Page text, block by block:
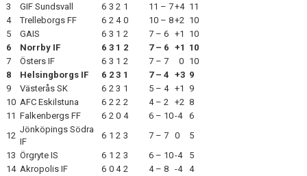
3
GIF Sundsvall 6 3 2 1 11 – 7+4 11
4
Trelleborgs FF 6 2 4 0 10 – 8+2 10
5
GAIS 6 3 1 2 7 – 6 +1
10
6
Norrby IF 6 3 1 2 7 – 6 +1 10
7
Östers IF 6 3 1 2 7 – 7 0 10
8
Helsingborgs IF 6 2 3 1 7 – 4 +3 9
9
Västerås SK 6 2 3 1 5 – 4 +1
9
10 AFC Eskilstuna 6 2 2 2 4 – 2 +2 8
11 Falkenbergs FF 6 2 0 4 6 – 10-4
6
12
Jönköpings Södra
IF
6 1 2 3 7 – 7 0
5
13 Örgryte IS 6 1 2 3 6 – 10-4
5
14 Akropolis IF 6 0 4 2 4 – 8 -4
4